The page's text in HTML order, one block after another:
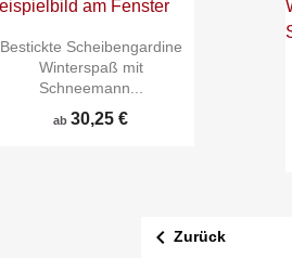
Bestickte Scheibengardine
Winterspaß mit
Schneemann...
ab30,25 €
Schnellansicht
 Zurück